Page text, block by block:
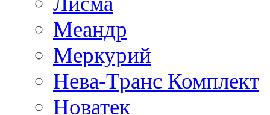
Меандр
Меркурий
Нева-Транс Комплект
Новатек